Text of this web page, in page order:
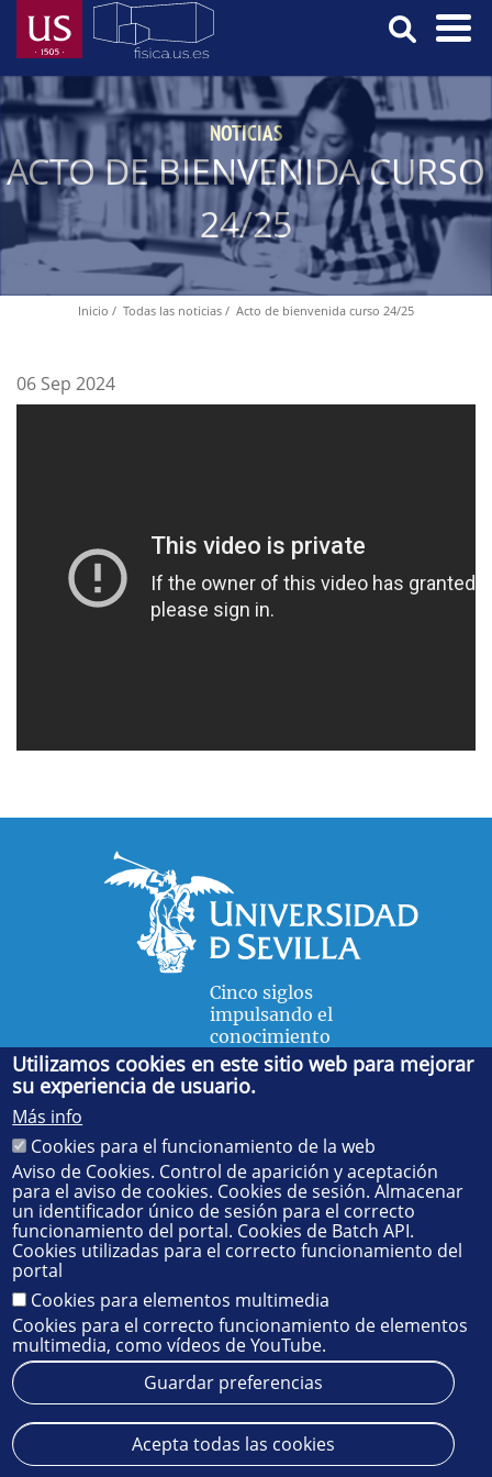
Pasar
contenido
principal
Menú
Principal
NOTICIAS
ACTO DE BIENVENIDA CURSO
24/25
navegación
Inicio Todas las noticias Acto de bienvenida curso 24/25
06 Sep 2024
Cinco siglos
impulsando el
conocimiento
FACULTAD DE FÍSICA
Avda. de la Reina Mercedes, s/n. 41012 Sevilla. Tel.:
55 28 91. Administración:administradorfisica@us.es
Secretaría:jsecfisi@us.es- Decanato:ffisaog@us.es
Aviso legal Protección de datos
Cookies
© 2025SIC - Universidad de Sevilla
Utilizamos cookies en este sitio web para mejorar
su experiencia de usuario.
Más info
Cookies para el funcionamiento de la web
Aviso de Cookies. Control de aparición y aceptación
para el aviso de cookies. Cookies de sesión. Almacenar
un identificador único de sesión para el correcto
funcionamiento del portal. Cookies de Batch API.
Cookies utilizadas para el correcto funcionamiento del
portal
Cookies para elementos multimedia
Cookies para el correcto funcionamiento de elementos
multimedia, como vídeos de YouTube.
Guardar preferencias
Acepta todas las cookies